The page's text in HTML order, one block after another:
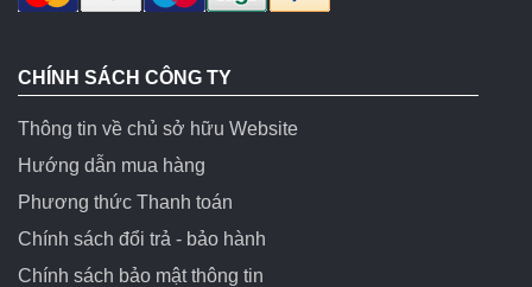
CHÍNH SÁCH CÔNG TY
Thông tin về chủ sở hữu Website
Hướng dẫn mua hàng
Phương thức Thanh toán
Chính sách đổi trả - bảo hành
Chính sách bảo mật thông tin